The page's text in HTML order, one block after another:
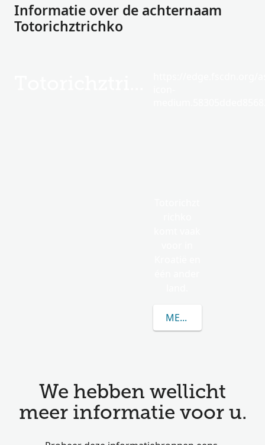
Informatie over de achternaam
Totorichztrichko
MEER OVER
We hebben wellicht
meer informatie voor u.